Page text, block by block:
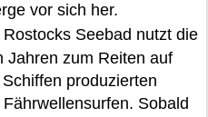
vor sich her.
Rostocks Seebad nutzt die
Jahren zum Reiten auf
produzierten
Sobald